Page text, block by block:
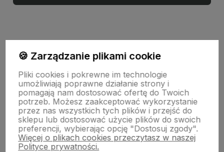
Pomoc
Moje konto
🍪 Zarządzanie plikami cookie
Pliki cookies i pokrewne im technologie
umożliwiają poprawne działanie strony i
pomagają nam dostosować ofertę do Twoich
potrzeb. Możesz zaakceptować wykorzystanie
przez nas wszystkich tych plików i przejść do
sklepu lub dostosować użycie plików do swoich
preferencji, wybierając opcję "Dostosuj zgody".
Więcej o plikach cookies przeczytasz w naszej
Polityce prywatności.